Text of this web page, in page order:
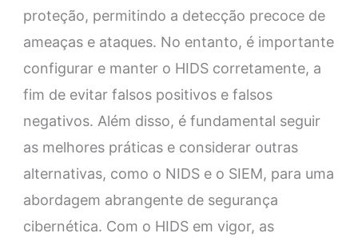
proteção, permitindo a detecção precoce de
ameaças e ataques. No entanto, é importante
configurar e manter o HIDS corretamente, a
fim de evitar falsos positivos e falsos
negativos. Além disso, é fundamental seguir
as melhores práticas e considerar outras
alternativas, como o NIDS e o SIEM, para uma
abordagem abrangente de segurança
cibernética. Com o HIDS em vigor, as